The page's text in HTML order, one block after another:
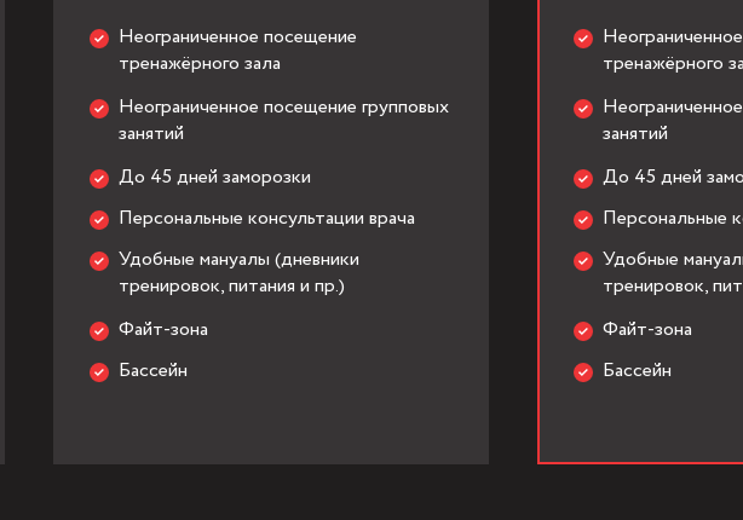
Неограниченное посещение
тренажёрного зала
Неограниченное посещение групповых
занятий
До 45 дней заморозки
Персональные консультации врача
Удобные мануалы (дневники
тренировок, питания и пр.)
Файт-зона
Бассейн
тренажёрного
занятий
До 45 дней
Персональные
Удобные
тренировок,
Файт-зона
Бассейн